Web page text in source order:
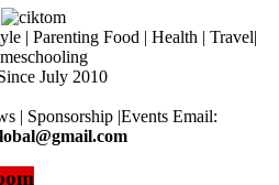
| Parenting Food | Health | Travel|
July 2010
| Sponsorship |Events Email: